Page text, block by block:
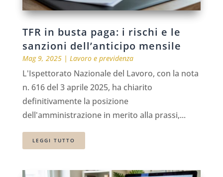
TFR in busta paga: i rischi e le
sanzioni dell’anticipo mensile
Mag 9, 2025| Lavoro e previdenza
L'Ispettorato Nazionale del Lavoro, con la nota
n. 616 del 3 aprile 2025, ha chiarito
definitivamente la posizione
dell'amministrazione in merito alla prassi,...
LEGGI TUTTO